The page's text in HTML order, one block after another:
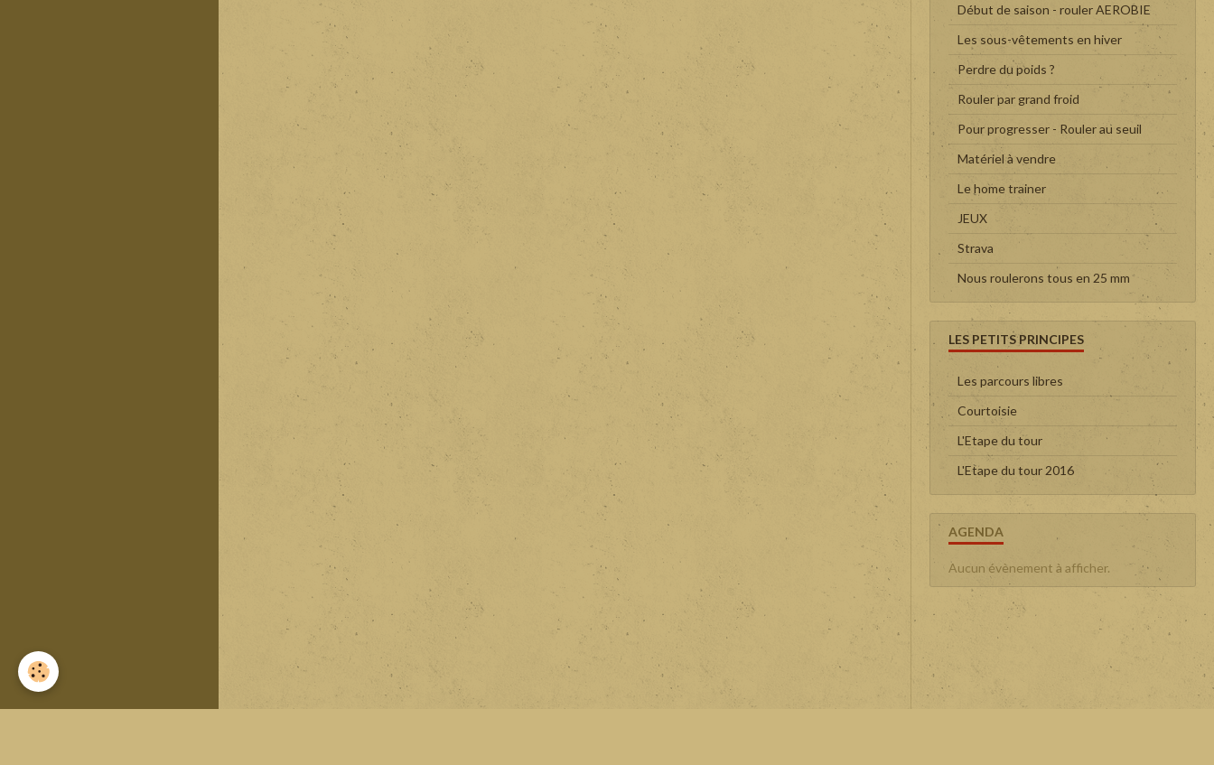
Début de saison - rouler AEROBIE
Les sous-vêtements en hiver
Perdre du poids ?
Rouler par grand froid
Pour progresser - Rouler au seuil
Matériel à vendre
Le home trainer
JEUX
Strava
Nous roulerons tous en 25 mm
LES PETITS PRINCIPES
Les parcours libres
Courtoisie
L'Etape du tour
L'Etape du tour 2016
AGENDA
Aucun évènement à afficher.